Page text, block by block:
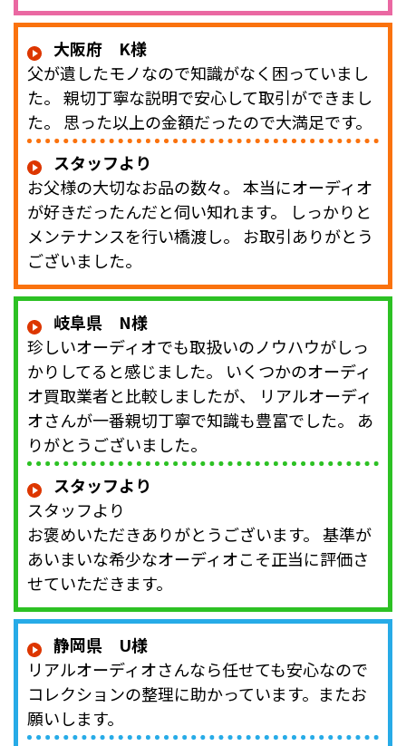
大阪府 K様
父が遺したモノなので知識がなく困っていまし
た。 親切丁寧な説明で安心して取引ができまし
た。 思った以上の金額だったので大満足です。
スタッフより
お父様の大切なお品の数々。 本当にオーディオ
が好きだったんだと伺い知れます。 しっかりと
メンテナンスを行い橋渡し。 お取引ありがとう
ございました。
岐阜県 N様
珍しいオーディオでも取扱いのノウハウがしっ
かりしてると感じました。 いくつかのオーディ
オ買取業者と比較しましたが、 リアルオーディ
オさんが一番親切丁寧で知識も豊富でした。 あ
りがとうございました。
スタッフより
スタッフより
お褒めいただきありがとうございます。 基準が
あいまいな希少なオーディオこそ正当に評価さ
せていただきます。
静岡県 U様
リアルオーディオさんなら任せても安心なので
コレクションの整理に助かっています。またお
願いします。